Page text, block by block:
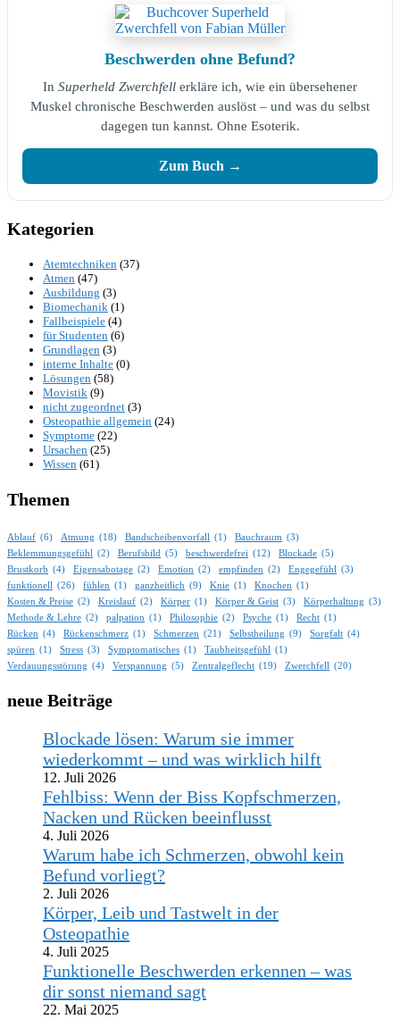
Beschwerden ohne Befund?
In Superheld Zwerchfell erkläre ich, wie ein übersehener
Muskel chronische Beschwerden auslöst – und was du selbst
dagegen tun kannst. Ohne Esoterik.
Zum Buch →
Kategorien
Atemtechniken (37)
Atmen (47)
Ausbildung (3)
Biomechanik (1)
Fallbeispiele (4)
für Studenten (6)
Grundlagen (3)
interne Inhalte (0)
Lösungen (58)
Movistik (9)
nicht zugeordnet (3)
Osteopathie allgemein (24)
Symptome (22)
Ursachen (25)
Wissen (61)
Themen
Ablauf (6) Atmung (18) Bandscheibenvorfall (1) Bauchraum (3)
Beklemmungsgefühl
(2) Berufsbild (5) beschwerdefrei (12) Blockade (5)
Brustkorb (4) Eigensabotage (2) Emotion (2) empfinden (2) Engegefühl
(3)
funktionell
(26) fühlen (1) ganzheitlich (9) Knie (1) Knochen (1)
Kosten & Preise (2) Kreislauf (2) Körper (1) Körper & Geist (3) Körperhaltung (3)
Methode & Lehre (2) palpation (1) Philosophie (2) Psyche (1) Recht (1)
Rücken (4) Rückenschmerz (1) Schmerzen (21) Selbstheilung (9) Sorgfalt (4)
spüren (1) Stress (3) Symptomatisches (1) Taubheitsgefühl
(1)
Verdauungsstörung (4) Verspannung (5) Zentralgeflecht (19) Zwerchfell (20)
neue Beiträge
Blockade lösen: Warum sie immer
wiederkommt – und was wirklich hilft
12. Juli 2026
Fehlbiss: Wenn der Biss Kopfschmerzen,
Nacken und Rücken beeinflusst
4. Juli 2026
Warum habe ich Schmerzen, obwohl kein
Befund vorliegt?
2. Juli 2026
Körper, Leib und Tastwelt in der
Osteopathie
4. Juli 2025
Funktionelle Beschwerden erkennen – was
dir sonst niemand sagt
22. Mai 2025